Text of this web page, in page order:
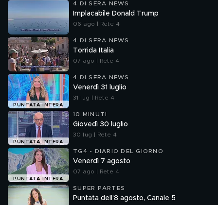
4 DI SERA NEWS
Implacabile Donald Trump
06 ago | Rete 4
4 DI SERA NEWS
Torrida Italia
07 ago | Rete 4
PUNTATA INTERA
4 DI SERA NEWS
Venerdì 31 luglio
31 lug | Rete 4
PUNTATA INTERA
10 MINUTI
Giovedì 30 luglio
30 lug | Rete 4
PUNTATA INTERA
TG4 - DIARIO DEL GIORNO
Venerdì 7 agosto
07 ago | Rete 4
SUPER PARTES
Puntata dell'8 agosto, Canale 5